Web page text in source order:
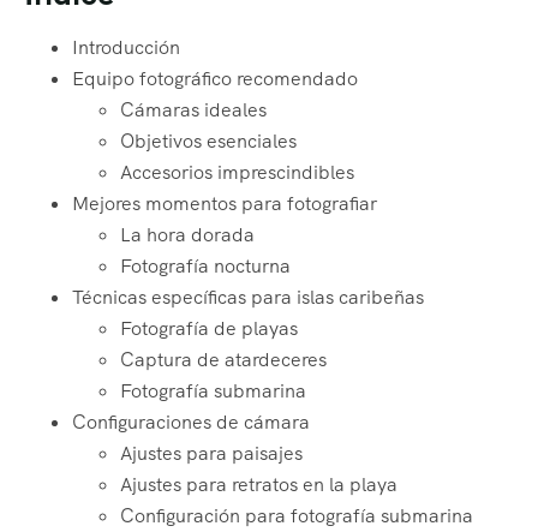
Introducción
Equipo fotográfico recomendado
Cámaras ideales
Objetivos esenciales
Accesorios imprescindibles
Mejores momentos para fotografiar
La hora dorada
Fotografía nocturna
Técnicas específicas para islas caribeñas
Fotografía de playas
Captura de atardeceres
Fotografía submarina
Configuraciones de cámara
Ajustes para paisajes
Ajustes para retratos en la playa
Configuración para fotografía submarina